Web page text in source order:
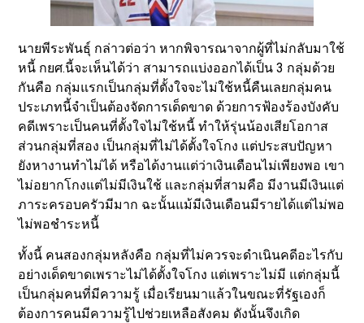
นายพีระพันธุ์ กล่าวต่อว่า หากพิจารณาจากผู้ที่ไม่กลับมาใช้
หนี้ กยศ.นี้จะเห็นได้ว่า สามารถแบ่งออกได้เป็น 3 กลุ่มด้วย
กันคือ กลุ่มแรกเป็นกลุ่มที่ตั้งใจจะไม่ใช้หนี้คืนเลยกลุ่มคน
ประเภทนี้จำเป็นต้องจัดการเด็ดขาด ด้วยการฟ้องร้องบังคับ
คดีเพราะเป็นคนที่ตั้งใจไม่ใช้หนี้ ทำให้รุ่นน้องเสียโอกาส
ส่วนกลุ่มที่สอง เป็นกลุ่มที่ไม่ได้ตั้งใจโกง แต่ประสบปัญหา
ยังหางานทำไม่ได้ หรือได้งานแต่ว่าเงินเดือนไม่เพียงพอ เขา
ไม่อยากโกงแต่ไม่มีเงินใช้ และกลุ่มที่สามคือ มีงานมีเงินแต่
ภาระครอบครัวมีมาก ฉะนั้นแม้มีเงินเดือนมีรายได้แต่ไม่พอ
ไม่พอชำระหนี้
ทั้งนี้ คนสองกลุ่มหลังคือ กลุ่มที่ไม่ควรจะดำเนินคดีอะไรกับ
อย่างเด็ดขาดเพราะไม่ได้ตั้งใจโกง แต่เพราะไม่มี แต่กลุ่มนี้
เป็นกลุ่มคนที่มีความรู้ เมื่อเรียนมาแล้วในขณะที่รัฐเองก็
ต้องการคนมีความรู้ไปช่วยเหลือสังคม ดังนั้นจึงเกิด